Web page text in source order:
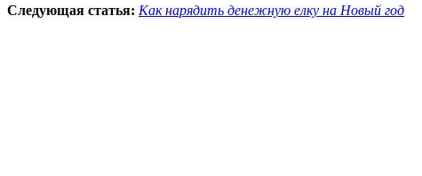
Следующая статья: Как нарядить денежную елку на Новый год